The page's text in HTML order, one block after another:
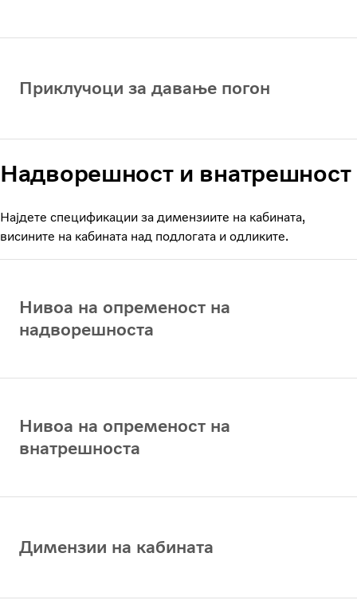
Приклучоци за давање погон
Надворешност и внатрешност
Најдете спецификации за димензиите на кабината,
висините на кабината над подлогата и одликите.
Нивоа на опременост на
надворешноста
Нивоа на опременост на
внатрешноста
Димензии на кабината